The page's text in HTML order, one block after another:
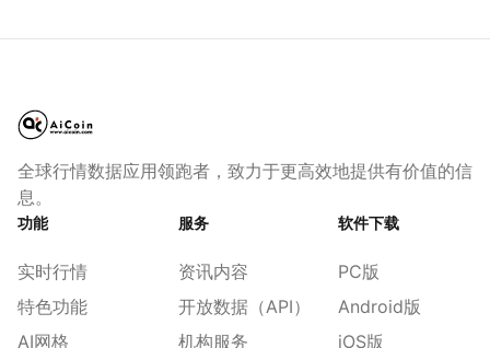
全球行情数据应用领跑者，致力于更高效地提供有价值的信
息。
功能
实时行情
特色功能
AI网格
服务
资讯内容
开放数据（API）
机构服务
软件下载
PC版
Android版
iOS版